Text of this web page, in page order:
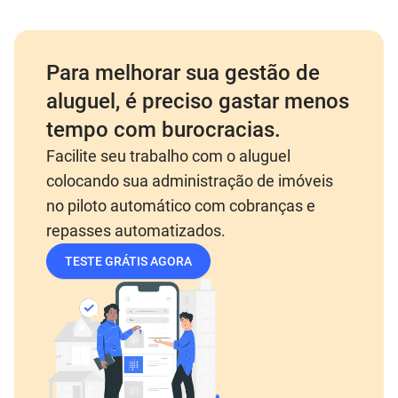
Para melhorar sua gestão de
aluguel, é preciso gastar menos
tempo com burocracias.
Facilite seu trabalho com o aluguel
colocando sua administração de imóveis
no piloto automático com cobranças e
repasses automatizados.
TESTE GRÁTIS AGORA